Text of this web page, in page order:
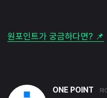
원포인트가 궁금하다면? 📌
ONE POINT